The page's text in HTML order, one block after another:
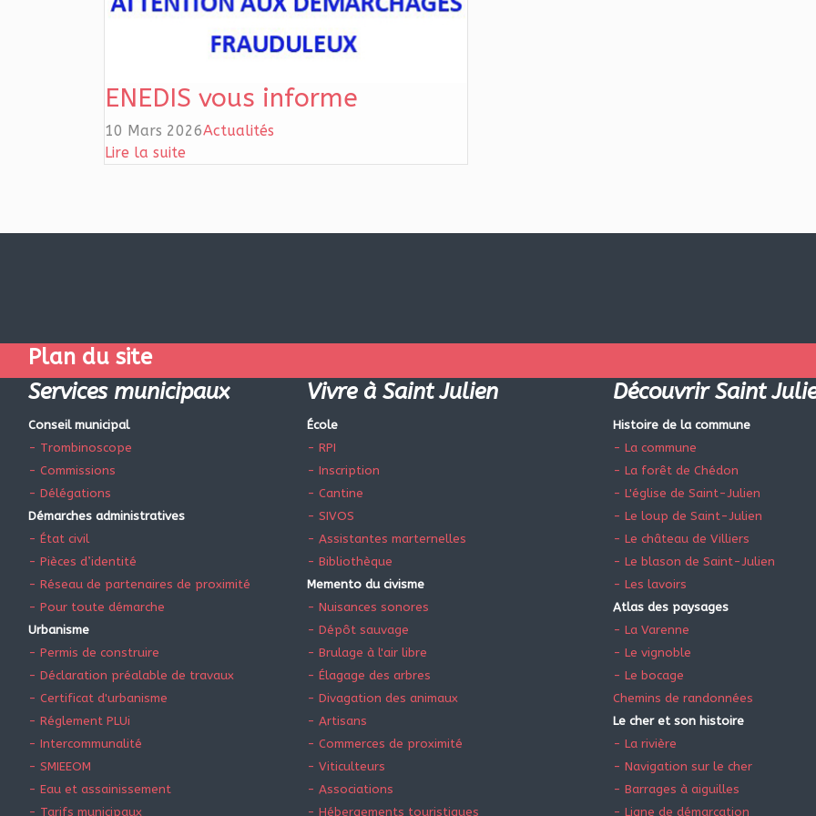
ENEDIS vous informe
10 Mars 2026Actualités
Lire la suite
Plan du site
Services municipaux
Vivre à Saint Julien Découvrir Saint
Conseil municipal
- Trombinoscope
- Commissions
- Délégations
Démarches administratives
- État civil
- Pièces d’identité
- Réseau de partenaires de proximité
- Pour toute démarche
Urbanisme
- Permis de construire
- Déclaration préalable de travaux
- Certificat d'urbanisme
- Réglement PLUi
- Intercommunalité
- SMIEEOM
- Eau et assainissement
- Tarifs municipaux
École
- RPI
- Inscription
- Cantine
- SIVOS
- Assistantes marternelles
- Bibliothèque
Memento du civisme
- Nuisances sonores
- Dépôt sauvage
- Brulage à l'air libre
- Élagage des arbres
- Divagation des animaux
- Artisans
- Commerces de proximité
- Viticulteurs
- Associations
- Hébergements touristiques
Histoire de la commune
- La commune
- La forêt de Chédon
- L'église de Saint-Julien
- Le loup de Saint-Julien
- Le château de Villiers
- Le blason de Saint-Julien
- Les lavoirs
Atlas des paysages
- La Varenne
- Le vignoble
- Le bocage
Chemins de randonnées
Le cher et son histoire
- La rivière
- Navigation sur le cher
- Barrages à aiguilles
- Ligne de démarcation